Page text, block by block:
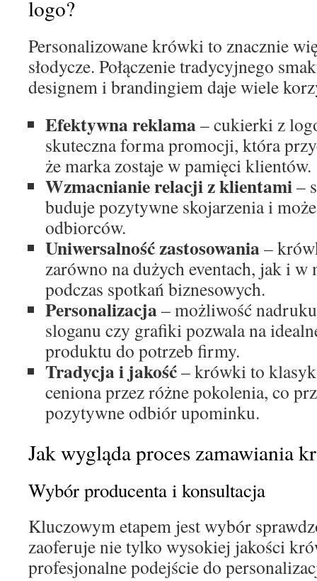
logo?
Personalizowane krówki to znacznie
słodycze. Połączenie tradycyjnego
designem i brandingiem daje wiele
Efektywna reklama– cukierki z
skuteczna forma promocji, która
że marka zostaje w pamięci klientów.
Wzmacnianie relacji z klientami–
buduje pozytywne skojarzenia i
odbiorców.
Uniwersalność zastosowania–
zarówno na dużych eventach, jak i w
podczas spotkań biznesowych.
Personalizacja– możliwość
sloganu czy grafiki pozwala na
produktu do potrzeb firmy.
Tradycja i jakość– krówki to
ceniona przez różne pokolenia, co
pozytywne odbiór upominku.
Jak wygląda proces zamawiania
Wybór producenta i konsultacja
Kluczowym etapem jest wybór
zaoferuje nie tylko wysokiej jakości
profesjonalne podejście do